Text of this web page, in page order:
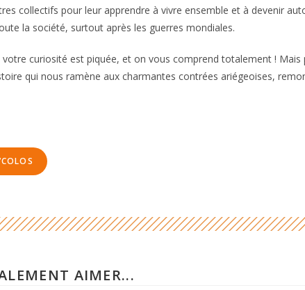
collectifs pour leur apprendre à vivre ensemble et à devenir
la société, surtout après les guerres mondiales.
curiosité est piquée, et on vous comprend totalement !
qui nous ramène aux charmantes contrées ariégeoises,
AIMER...